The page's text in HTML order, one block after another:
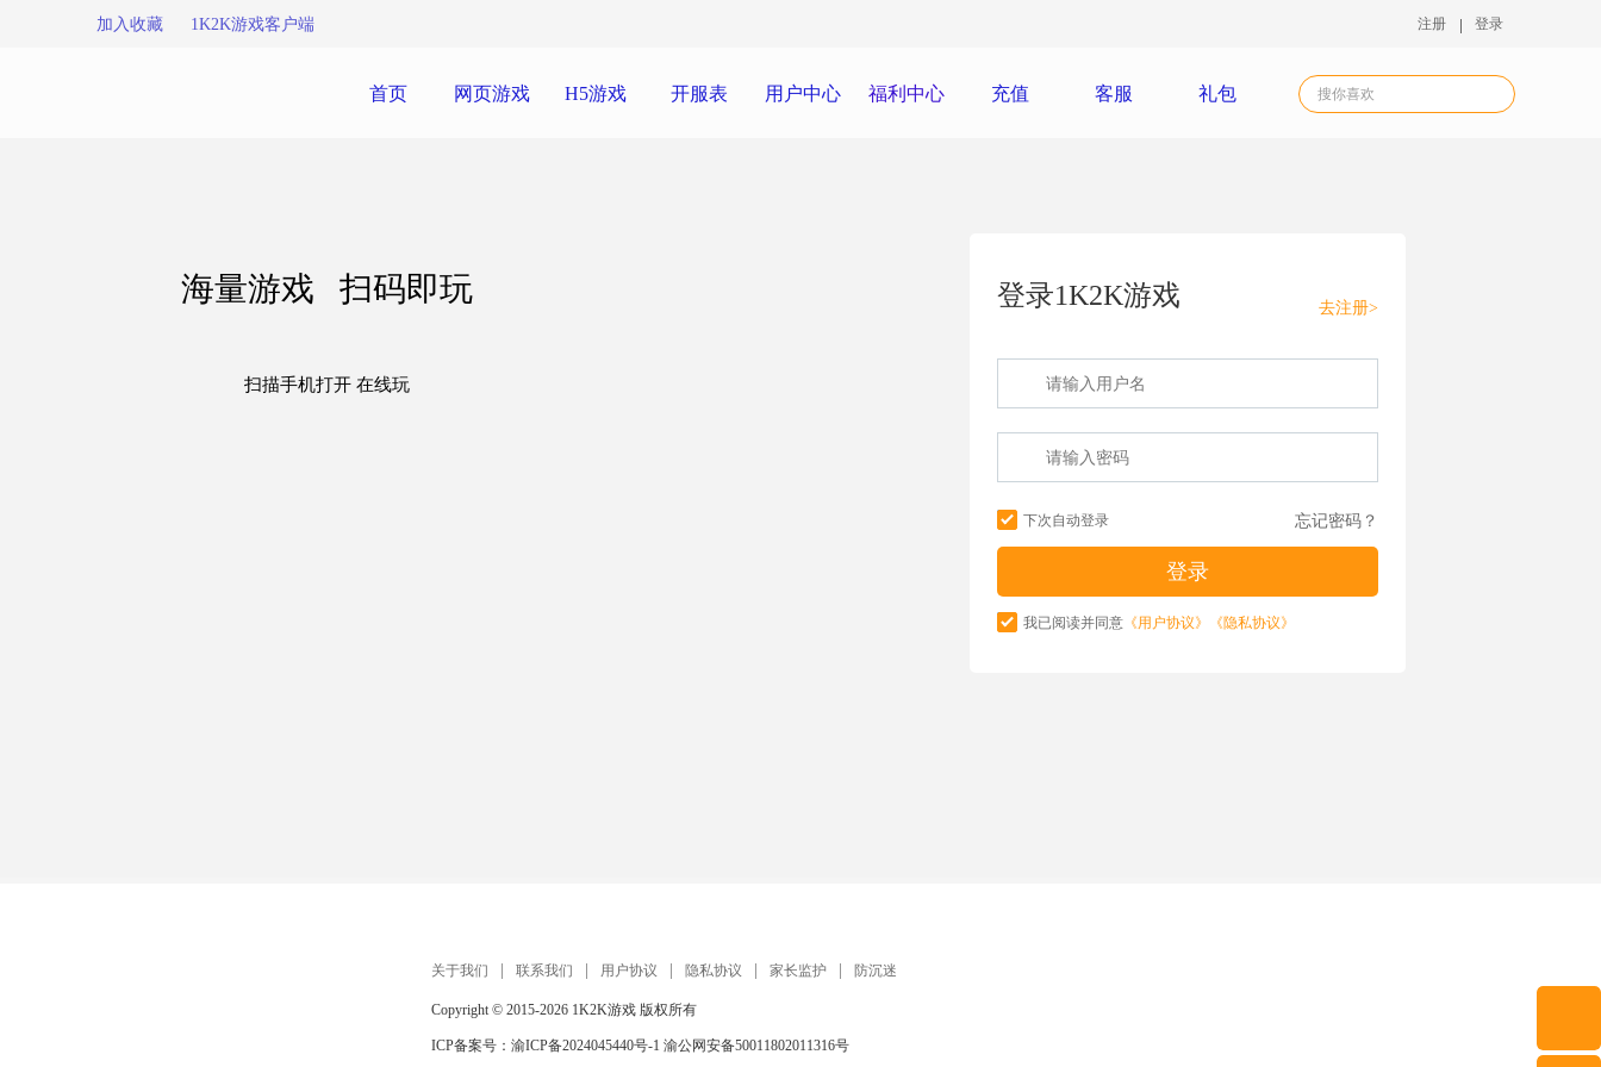
加入收藏 1K2K游戏客户端 注册 登录
首页 网页游戏 H5游戏 开服表 用户中心 福利中心 充值 客服 礼包
海量游戏 扫码即玩
扫描手机打开 在线玩
登录1K2K游戏 去注册>
下次自动登录 忘记密码？
我已阅读并同意 《用户协议》 《隐私协议》
关于我们 联系我们 用户协议 隐私协议 家长监护 防沉迷
Copyright © 2015-2026 1K2K游戏 版权所有
ICP备案号： 渝ICP备2024045440号-1 渝公网安备50011802011316号